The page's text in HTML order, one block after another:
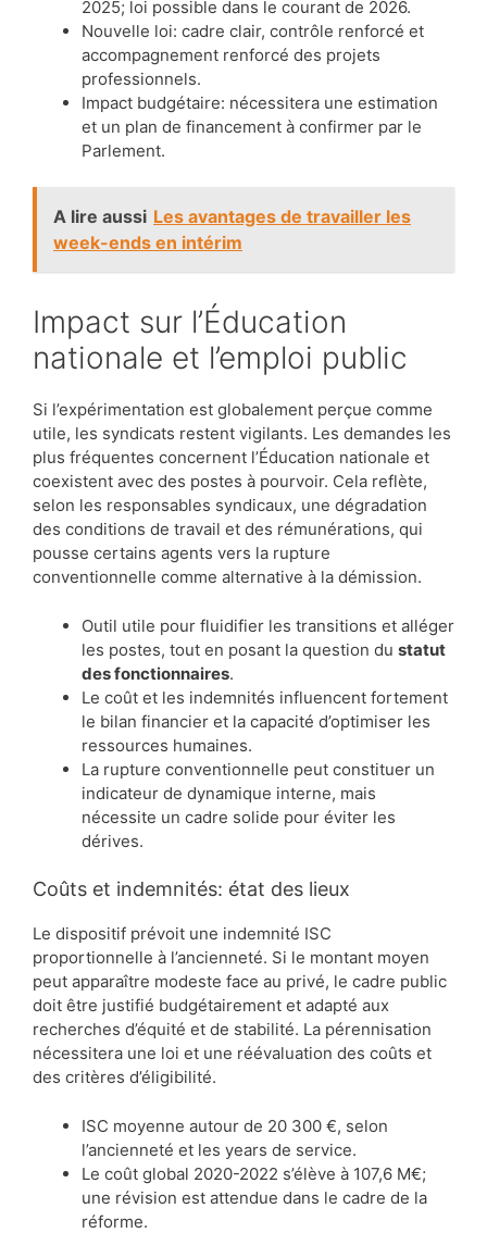
2025; loi possible dans le courant de 2026.
Nouvelle loi: cadre clair, contrôle renforcé et
accompagnement renforcé des projets
professionnels.
Impact budgétaire: nécessitera une estimation
et un plan de financement à confirmer par le
Parlement.
A lire aussi Les avantages de travailler les
week-ends en intérim
Impact sur l’Éducation
nationale et l’emploi public
Si l’expérimentation est globalement perçue comme
utile, les syndicats restent vigilants. Les demandes les
plus fréquentes concernent l’Éducation nationale et
coexistent avec des postes à pourvoir. Cela reflète,
selon les responsables syndicaux, une dégradation
des conditions de travail et des rémunérations, qui
pousse certains agents vers la rupture
conventionnelle comme alternative à la démission.
Outil utile pour fluidifier les transitions et alléger
les postes, tout en posant la question du statut
des fonctionnaires.
Le coût et les indemnités influencent fortement
le bilan financier et la capacité d’optimiser les
ressources humaines.
La rupture conventionnelle peut constituer un
indicateur de dynamique interne, mais
nécessite un cadre solide pour éviter les
dérives.
Coûts et indemnités: état des lieux
Le dispositif prévoit une indemnité ISC
proportionnelle à l’ancienneté. Si le montant moyen
peut apparaître modeste face au privé, le cadre public
doit être justifié budgétairement et adapté aux
recherches d’équité et de stabilité. La pérennisation
nécessitera une loi et une réévaluation des coûts et
des critères d’éligibilité.
ISC moyenne autour de 20 300 €, selon
l’ancienneté et les years de service.
Le coût global 2020-2022 s’élève à 107,6 M€;
une révision est attendue dans le cadre de la
réforme.